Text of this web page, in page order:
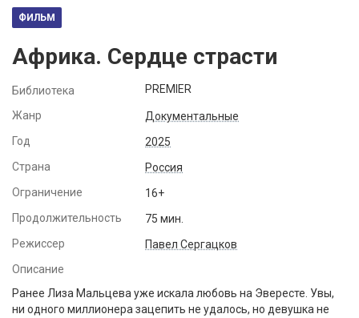
Спутниковым абонентам
О сайте
Активировать промокод
ФИЛЬМ
Африка. Сердце страсти
Библиотека PREMIER
Жанр
Документальные
Год
2025
Страна
Россия
Ограничение
16+
Продолжительность
75 мин.
Режиссер
Павел Сергацков
Описание
Ранее Лиза Мальцева уже искала любовь на Эвересте. Увы,
ни одного миллионера зацепить не удалось, но девушка не